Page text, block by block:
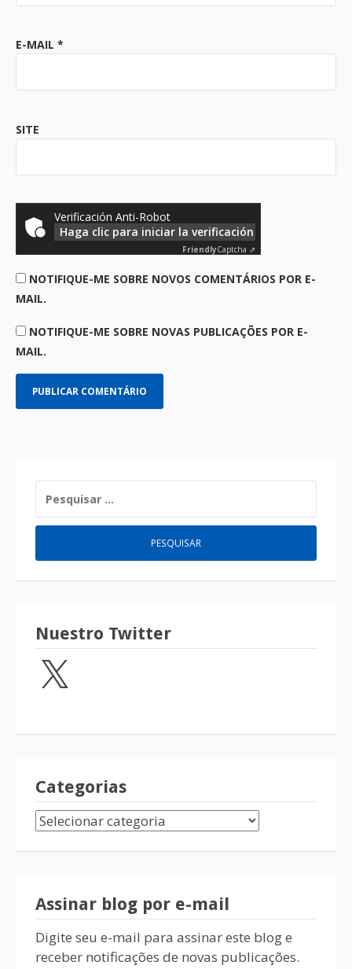
E-MAIL *
SITE
Verificación Anti-Robot
Haga clic para iniciar la verificación
FriendlyCaptcha ⇗
NOTIFIQUE-ME SOBRE NOVOS COMENTÁRIOS POR E-
MAIL.
NOTIFIQUE-ME SOBRE NOVAS PUBLICAÇÕES POR E-
MAIL.
Nuestro Twitter
Categorias
Assinar blog por e-mail
Digite seu e-mail para assinar este blog e
receber notificações de novas publicações.